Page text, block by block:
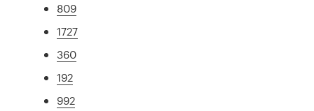
809
1727
360
192
992